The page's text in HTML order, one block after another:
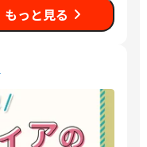
もっと見る